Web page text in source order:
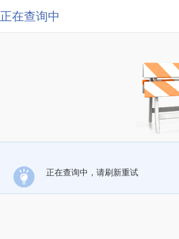
正在查询中
正在查询中，请刷新重试